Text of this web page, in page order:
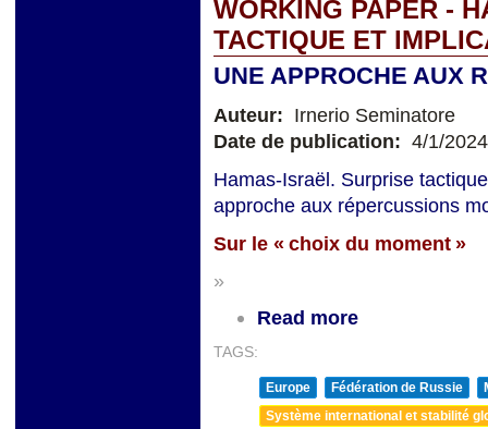
WORKING PAPER -
TACTIQUE ET
UNE APPROCHE AUX
Auteur: Irnerio Seminatore
Date de publication: 4/1/2024
Hamas-Israël. Surprise
approche aux répercussions
Sur le « choix du moment »
»
Read more
TAGS:
Europe Fédération de Russie
Système international et stabilité